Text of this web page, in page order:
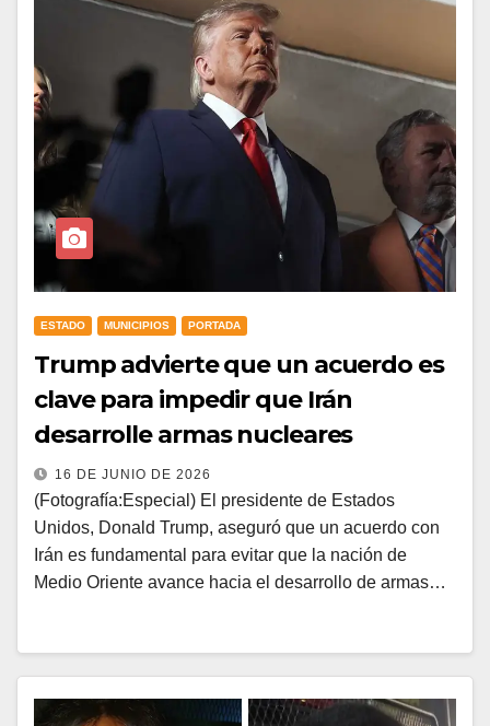
ESTADO MUNICIPIOS PORTADA
Trump advierte que un acuerdo es
clave para impedir que Irán
desarrolle armas nucleares
16 DE JUNIO DE 2026
(Fotografía:Especial) El presidente de Estados
Unidos, Donald Trump, aseguró que un acuerdo con
Irán es fundamental para evitar que la nación de
Medio Oriente avance hacia el desarrollo de armas…